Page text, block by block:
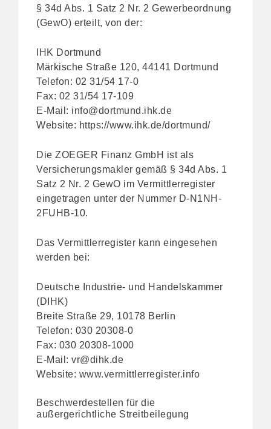
§ 34d Abs. 1 Satz 2 Nr. 2 Gewerbeordnung
(GewO) erteilt, von der:
IHK Dortmund
Märkische Straße 120, 44141 Dortmund
Telefon: 02 31/54 17-0
Fax: 02 31/54 17-109
E-Mail: info@dortmund.ihk.de
Website: https://www.ihk.de/dortmund/
Die ZOEGER Finanz GmbH ist als
Versicherungsmakler gemäß § 34d Abs. 1
Satz 2 Nr. 2 GewO im Vermittlerregister
eingetragen unter der Nummer D-N1NH-
2FUHB-10.
Das Vermittlerregister kann eingesehen
werden bei:
Deutsche Industrie- und Handelskammer
(DIHK)
Breite Straße 29, 10178 Berlin
Telefon: 030 20308-0
Fax: 030 20308-1000
E-Mail: vr@dihk.de
Website: www.vermittlerregister.info
Beschwerdestellen für die
außergerichtliche Streitbeilegung